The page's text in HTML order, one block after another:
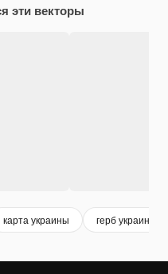
эти векторы
карта украины герб украины